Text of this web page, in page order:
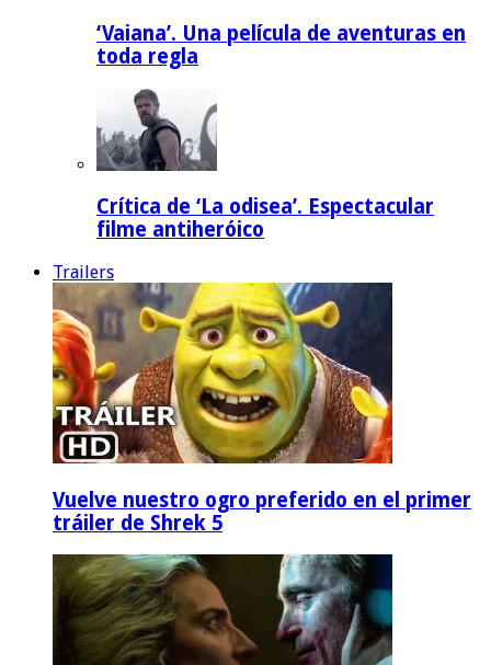
‘Vaiana’. Una película de aventuras en
toda regla
Crítica de ‘La odisea’. Espectacular
filme antiheróico
Trailers
Vuelve nuestro ogro preferido en el primer
tráiler de Shrek 5